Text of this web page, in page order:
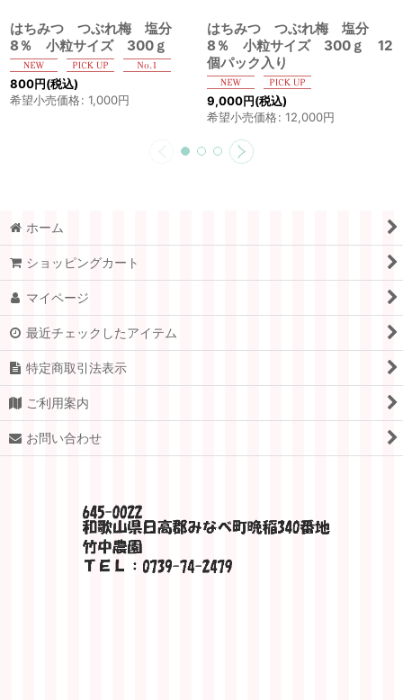
はちみつ つぶれ梅 塩分
8％ 小粒サイズ 300ｇ
800円(税込)
希望小売価格: 1,000円
はちみつ つぶれ梅 塩分
8％ 小粒サイズ 300ｇ 12
個パック入り
9,000円(税込)
希望小売価格: 12,000円
ホーム
ショッピングカート
マイページ
最近チェックしたアイテム
特定商取引法表示
ご利用案内
お問い合わせ